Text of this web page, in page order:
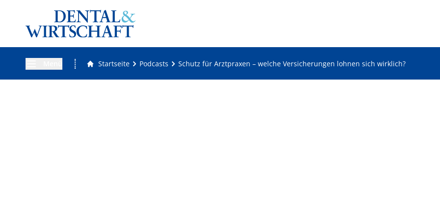
Startseite Podcasts Schutz für Arztpraxen – welche Versicherungen lohnen sich wirklich?